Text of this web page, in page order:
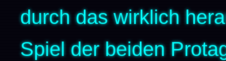
durch das wirklich
Spiel der beiden